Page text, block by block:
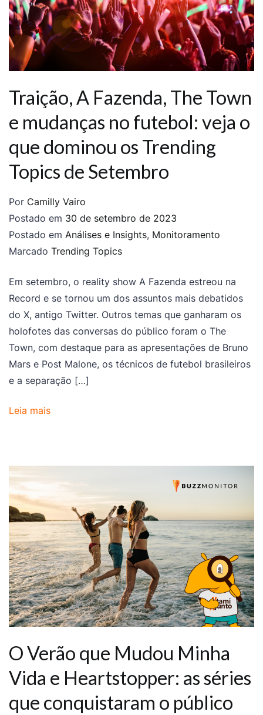
Traição, A Fazenda, The Town
e mudanças no futebol: veja o
que dominou os Trending
Topics de Setembro
Por Camilly Vairo
Postado em 30 de setembro de 2023
Postado em Análises e Insights, Monitoramento
Marcado Trending Topics
Em setembro, o reality show A Fazenda estreou na
Record e se tornou um dos assuntos mais debatidos
do X, antigo Twitter. Outros temas que ganharam os
holofotes das conversas do público foram o The
Town, com destaque para as apresentações de Bruno
Mars e Post Malone, os técnicos de futebol brasileiros
e a separação […]
Leia mais
O Verão que Mudou Minha
Vida e Heartstopper: as séries
que conquistaram o público